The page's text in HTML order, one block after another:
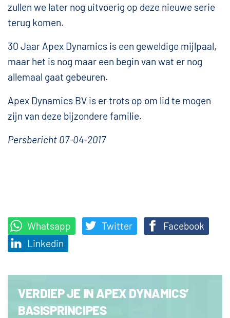
zullen we later nog uitvoerig op deze nieuwe serie
terug komen.
30 Jaar Apex Dynamics is een geweldige mijlpaal,
maar het is nog maar een begin van wat er nog
allemaal gaat gebeuren.
Apex Dynamics BV is er trots op om lid te mogen
zijn van deze bijzondere familie.
Persbericht 07-04-2017
Whatsapp Twitter
Facebook
Linkedin
VERDIEP JE IN APEX DYNAMICS’
BASISPRINCIPES